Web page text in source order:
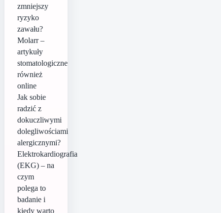
zmniejszy
ryzyko
zawału?
Molarr –
artykuły
stomatologiczne
również
online
Jak sobie
radzić z
dokuczliwymi
dolegliwościami
alergicznymi?
Elektrokardiografia
(EKG) – na
czym
polega to
badanie i
kiedy warto